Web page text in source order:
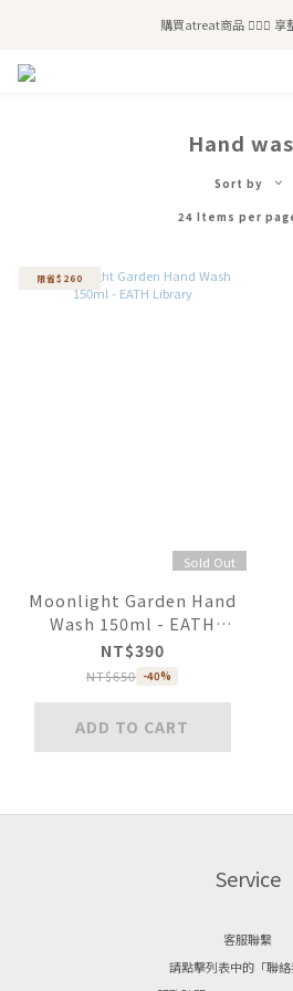
全站滿$2,500免運｜6/30前 含新
購買atreat商品 💆🏻‍♀️ 享
Hand
Sort by
24 Items per
限省$260
Sold Out
Moonlight Garden Hand
Wash 150ml - EATH
Library
NT$390
NT$650 -40%
ADD TO CART
Service
客服聯繫
請點擊列表中的「聯絡